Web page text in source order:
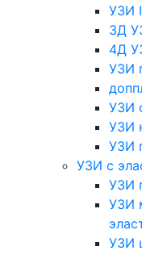
УЗИ
3Д
4Д
УЗИ
УЗИ
УЗИ
УЗИ
УЗИ с
УЗИ
УЗИ
УЗИ